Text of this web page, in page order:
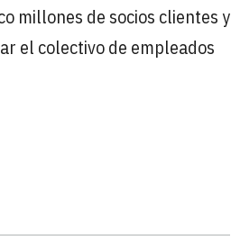
millones de socios clientes y
el colectivo de empleados